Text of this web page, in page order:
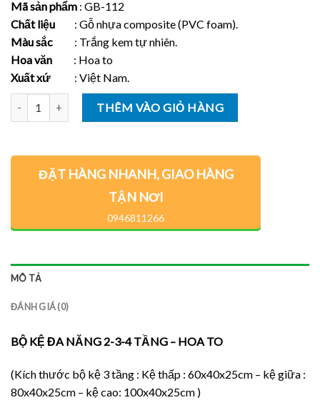
Mã sản phẩm : GB-112
Chất liệu : Gỗ nhựa composite (PVC foam).
Màu sắc
: Trắng kem tự nhiên.
Hoa văn
: Hoa to
Xuất xứ
: Việt Nam.
THÊM VÀO GIỎ HÀNG
ĐẶT HÀNG NHANH, GIAO HÀNG
TẬN NƠI
0946811266
MÔ TẢ
ĐÁNH GIÁ (0)
BỘ KỆ ĐA NĂNG 2-3-4 TẦNG – HOA TO
(Kích thước bộ kệ 3 tầng : Kệ thấp : 60x40x25cm – kệ giữa :
80x40x25cm – kệ cao: 100x40x25cm )